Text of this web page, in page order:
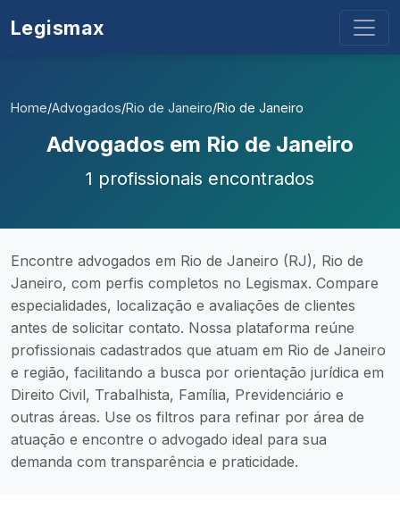
Legismax
Home/Advogados/Rio de Janeiro/Rio de Janeiro
Advogados em Rio de Janeiro
1 profissionais encontrados
Encontre advogados em Rio de Janeiro (RJ), Rio de
Janeiro, com perfis completos no Legismax. Compare
especialidades, localização e avaliações de clientes
antes de solicitar contato. Nossa plataforma reúne
profissionais cadastrados que atuam em Rio de Janeiro
e região, facilitando a busca por orientação jurídica em
Direito Civil, Trabalhista, Família, Previdenciário e
outras áreas. Use os filtros para refinar por área de
atuação e encontre o advogado ideal para sua
demanda com transparência e praticidade.